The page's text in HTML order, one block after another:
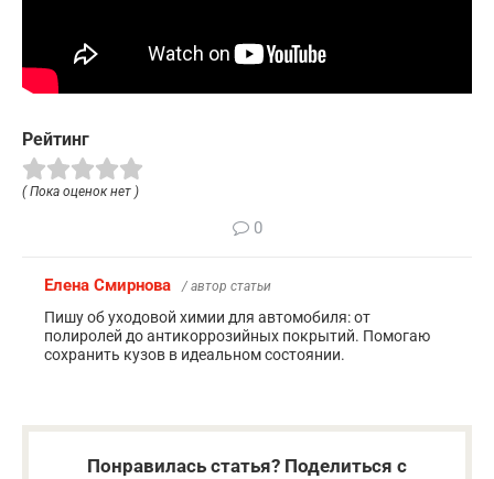
Рейтинг
( Пока оценок нет )
0
Елена Смирнова / автор статьи
Пишу об уходовой химии для автомобиля: от
полиролей до антикоррозийных покрытий. Помогаю
сохранить кузов в идеальном состоянии.
Понравилась статья? Поделиться с